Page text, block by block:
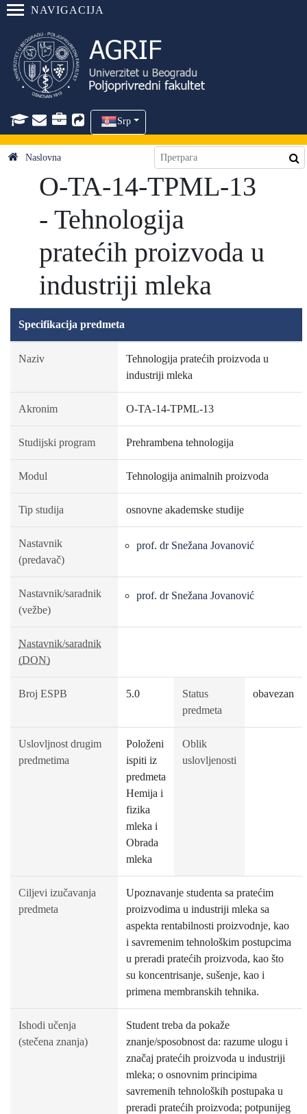
NAVIGACIJA
Srp
Naslovna
O-TA-14-TPML-13
- Tehnologija
pratećih proizvoda u
industriji mleka
Specifikacija predmeta
Naziv
Tehnologija pratećih proizvoda u
industriji mleka
Akronim O-TA-14-TPML-13
Studijski program Prehrambena tehnologija
Modul Tehnologija animalnih proizvoda
Tip studija osnovne akademske studije
Nastavnik
(predavač)
prof. dr Snežana Jovanović
Nastavnik/saradnik
(vežbe)
prof. dr Snežana Jovanović
Nastavnik/saradnik
(DON)
Broj ESPB 5.0
Status
predmeta
obavezan
Uslovljnost drugim
predmetima
Položeni
ispiti iz
predmeta
Hemija i
fizika
mleka i
Obrada
mleka
Oblik
uslovljenosti
Ciljevi izučavanja
predmeta
Upoznavanje studenta sa pratećim
proizvodima u industriji mleka sa
aspekta rentabilnosti proizvodnje, kao
i savremenim tehnološkim postupcima
u preradi pratećih proizvoda, kao što
su koncentrisanje, sušenje, kao i
primena membranskih tehnika.
Ishodi učenja
(stečena znanja)
Student treba da pokaže
znanje/sposobnost da: razume ulogu i
značaj pratećih proizvoda u industriji
mleka; o osnovnim principima
savremenih tehnoloških postupaka u
preradi pratećih proizvoda; potpunijeg